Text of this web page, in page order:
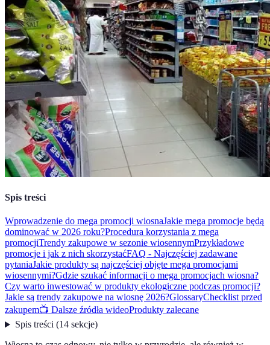
Spis treści
Wprowadzenie do mega promocji wiosnaJakie mega promocje będą
dominować w 2026 roku?Procedura korzystania z mega
promocjiTrendy zakupowe w sezonie wiosennymPrzykładowe
promocje i jak z nich skorzystaćFAQ - Najczęściej zadawane
pytaniaJakie produkty są najczęściej objęte mega promocjami
wiosennymi?Gdzie szukać informacji o mega promocjach wiosna?
Czy warto inwestować w produkty ekologiczne podczas promocji?
Jakie są trendy zakupowe na wiosnę 2026?GlossaryChecklist przed
zakupem📺 Dalsze źródła wideoProdukty zalecane
Spis treści(14 sekcje)